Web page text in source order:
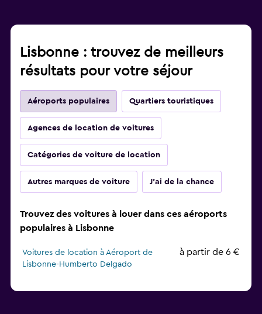
Lisbonne : trouvez de meilleurs
résultats pour votre séjour
Aéroports populaires Quartiers touristiques
Agences de location de voitures
Catégories de voiture de location
Autres marques de voiture J'ai de la chance
Trouvez des voitures à louer dans ces aéroports
populaires à Lisbonne
Voitures de location à Aéroport de
Lisbonne-Humberto Delgado
à partir de 6 €